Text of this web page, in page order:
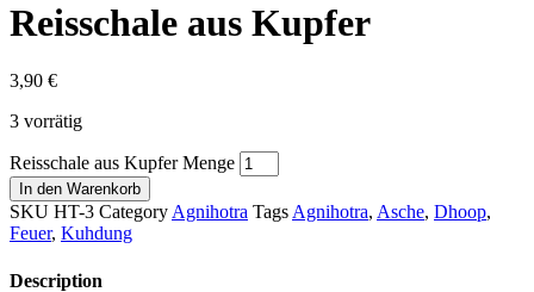
Reisschale aus Kupfer
3,90 €
3 vorrätig
Reisschale aus Kupfer Menge
In den Warenkorb
SKU HT-3 CategoryAgnihotra TagsAgnihotra, Asche, Dhoop,
Feuer, Kuhdung
Description